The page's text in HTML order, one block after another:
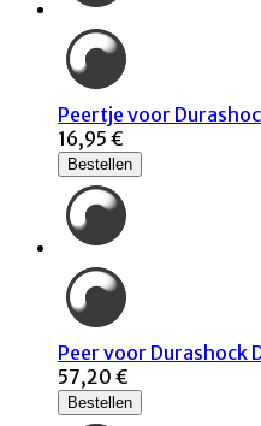
Peertje voor
16,95 €
Bestellen
Peer voor Durashock
57,20 €
Bestellen